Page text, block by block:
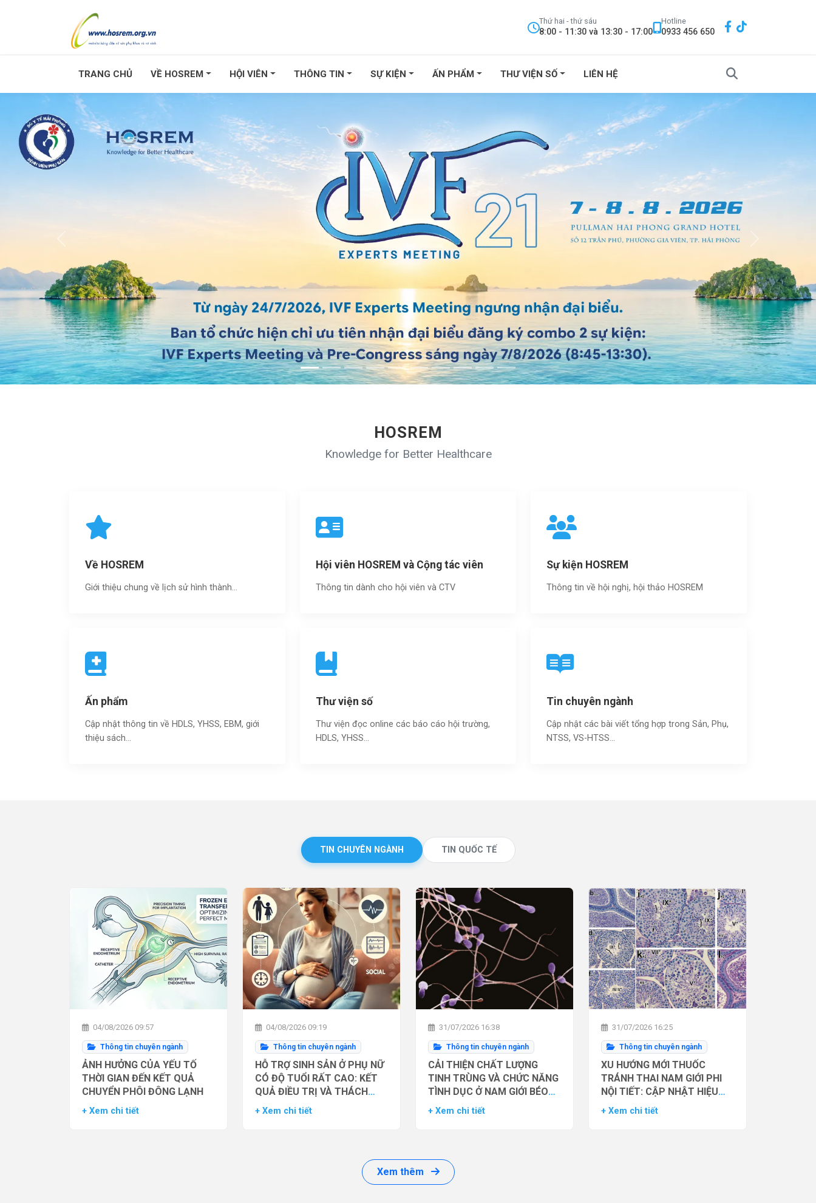
Thứ hai - thứ sáu
8:00 - 11:30 và 13:30 - 17:00
Hotline
0933 456 650
TRANG CHỦ VỀ HOSREM HỘI VIÊN THÔNG TIN SỰ KIỆN ẤN PHẨM THƯ VIỆN SỐ LIÊN HỆ
HOSREM
Knowledge for Better Healthcare
Về HOSREM
Giới thiệu chung về lịch sử hình thành...
Hội viên HOSREM và Cộng tác viên
Thông tin dành cho hội viên và CTV
Sự kiện HOSREM
Thông tin về hội nghị, hội thảo HOSREM
Ấn phẩm
Cập nhật thông tin về HDLS, YHSS, EBM, giới
thiệu sách…
Thư viện số
Thư viện đọc online các báo cáo hội trường,
HDLS, YHSS…
Tin chuyên ngành
Cập nhật các bài viết tổng hợp trong Sản, Phụ,
NTSS, VS-HTSS...
TIN CHUYÊN NGÀNH TIN QUỐC TẾ
04/08/2026 09:57
Thông tin chuyên ngành
ẢNH HƯỞNG CỦA YẾU TỐ
THỜI GIAN ĐẾN KẾT QUẢ
CHUYỂN PHÔI ĐÔNG LẠNH
+ Xem chi tiết
04/08/2026 09:19
Thông tin chuyên ngành
HỖ TRỢ SINH SẢN Ở PHỤ NỮ
CÓ ĐỘ TUỔI RẤT CAO: KẾT
QUẢ ĐIỀU TRỊ VÀ THÁCH
THỨC LÂM SÀNG
+ Xem chi tiết
31/07/2026 16:38
Thông tin chuyên ngành
CẢI THIỆN CHẤT LƯỢNG
TINH TRÙNG VÀ CHỨC NĂNG
TÌNH DỤC Ở NAM GIỚI BÉO
PHÌ BẰNG THUỐC ĐỒNG VẬN
+ Xem chi tiết
31/07/2026 16:25
Thông tin chuyên ngành
XU HƯỚNG MỚI THUỐC
TRÁNH THAI NAM GIỚI PHI
NỘI TIẾT: CẬP NHẬT HIỆU
QUẢ THỬ NGHIỆM LÂM
+ Xem chi tiết
Xem thêm